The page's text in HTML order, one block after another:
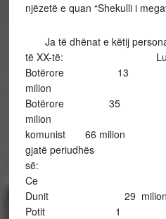
njëzetë e quan “Shekulli i
Ja të dhënat e këtij
të XX-të: Lufta
Botërore 13
milion Lufta
Botërore 35
milion Viktima
komunist 66
gjatë periudhës
së:
Ce
Dunit 29
Potit 1